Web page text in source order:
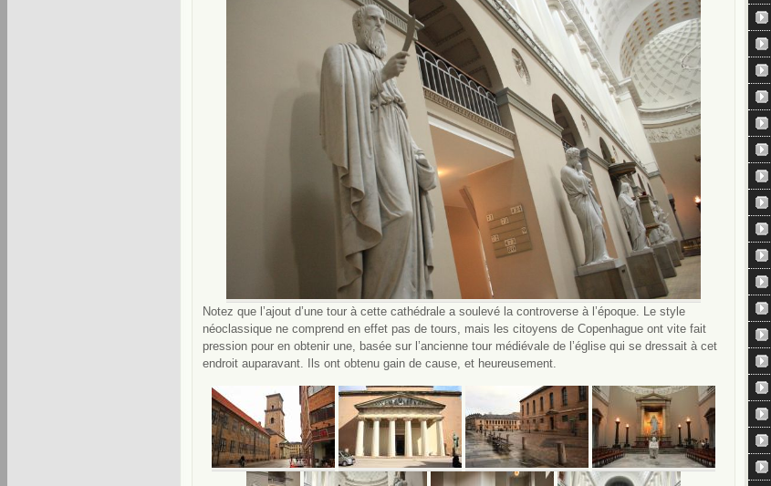
Notez que l’ajout d’une tour à cette cathédrale a soulevé la controverse à l’époque. Le style
néoclassique ne comprend en effet pas de tours, mais les citoyens de Copenhague ont vite fait
pression pour en obtenir une, basée sur l’ancienne tour médiévale de l’église qui se dressait à cet
endroit auparavant. Ils ont obtenu gain de cause, et heureusement.